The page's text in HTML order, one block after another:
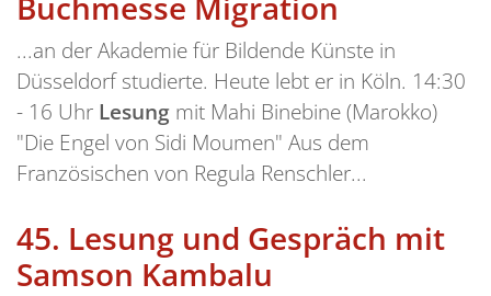
...an der Akademie für Bildende Künste in
Düsseldorf studierte. Heute lebt er in Köln. 14:30
- 16 Uhr Lesung mit Mahi Binebine (Marokko)
"Die Engel von Sidi Moumen" Aus dem
Französischen von Regula Renschler...
45. Lesung und Gespräch mit
Samson Kambalu